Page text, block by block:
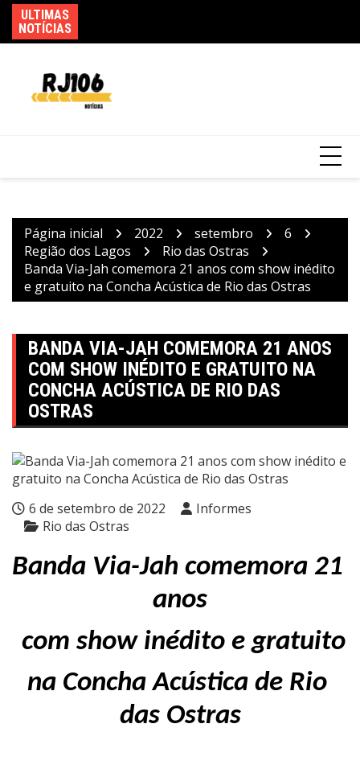
para
o
ULTIMAS
NOTÍCIAS
Página inicial 2022 setembro
6
Região dos Lagos
Rio das Ostras
Banda Via-Jah comemora 21 anos com show inédito
e gratuito na Concha Acústica de Rio das Ostras
BANDA VIA-JAH COMEMORA 21 ANOS
COM SHOW INÉDITO E GRATUITO NA
CONCHA ACÚSTICA DE RIO DAS
OSTRAS
6 de setembro de 2022
Informes
Rio das Ostras
Banda Via-Jah comemora 21
anos
com show inédito e gratuito
na Concha Acústica de Rio
das Ostras